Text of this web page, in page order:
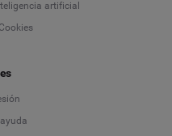
artificial